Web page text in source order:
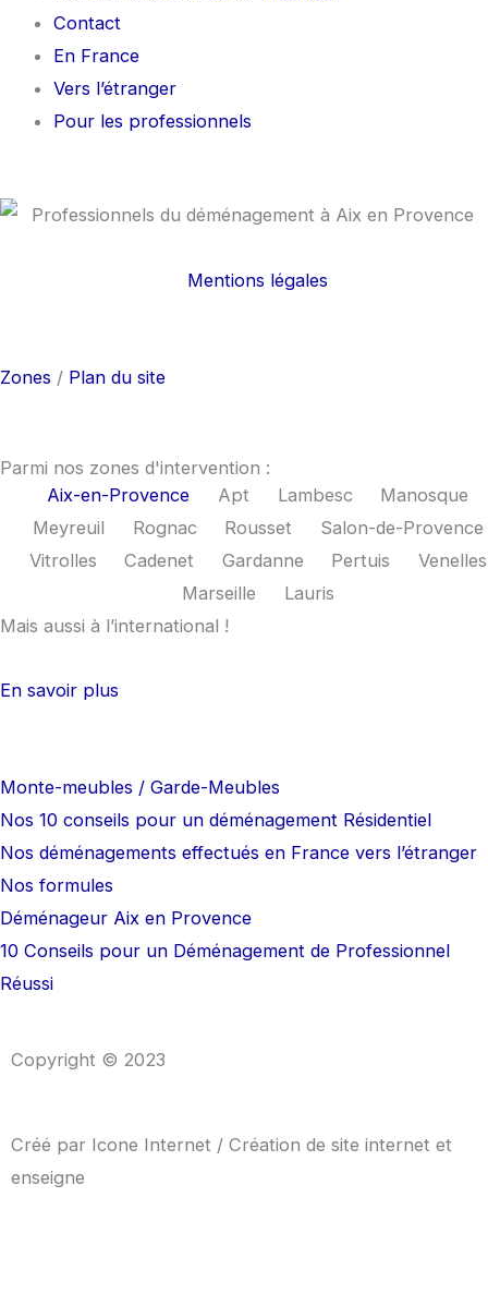
Contact
En France
Vers l’étranger
Pour les professionnels
Mentions légales
a
e
b
o
k
n
t
a
r
a
Zones / Plan du site
Parmi nos zones d'intervention :
Aix-en-Provence
Apt Lambesc
Manosque
Meyreuil
Rognac Rousset
Salon-de-Provence
Vitrolles
Cadenet Gardanne Pertuis
Venelles
Marseille
Lauris
Mais aussi à l’international !
En savoir plus
Monte-meubles / Garde-Meubles
Nos 10 conseils pour un déménagement Résidentiel
Nos déménagements effectués en France vers l’étranger
Nos formules
Déménageur Aix en Provence
10 Conseils pour un Déménagement de Professionnel
Réussi
Copyright © 2023
Créé par Icone Internet / Création de site internet et
enseigne